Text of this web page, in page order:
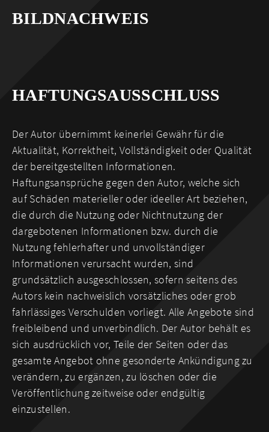
BILDNACHWEIS
HAFTUNGSAUSSCHLUSS
Der Autor übernimmt keinerlei Gewähr für die
Aktualität, Korrektheit, Vollständigkeit oder Qualität
der bereitgestellten Informationen.
Haftungsansprüche gegen den Autor, welche sich
auf Schäden materieller oder ideeller Art beziehen,
die durch die Nutzung oder Nichtnutzung der
dargebotenen Informationen bzw. durch die
Nutzung fehlerhafter und unvollständiger
Informationen verursacht wurden, sind
grundsätzlich ausgeschlossen, sofern seitens des
Autors kein nachweislich vorsätzliches oder grob
fahrlässiges Verschulden vorliegt. Alle Angebote sind
freibleibend und unverbindlich. Der Autor behält es
sich ausdrücklich vor, Teile der Seiten oder das
gesamte Angebot ohne gesonderte Ankündigung zu
verändern, zu ergänzen, zu löschen oder die
Veröffentlichung zeitweise oder endgültig
einzustellen.